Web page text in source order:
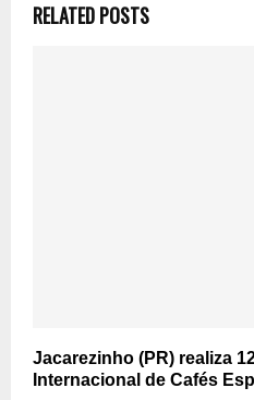
RELATED POSTS
Jacarezinho (PR) realiza
Internacional de Cafés